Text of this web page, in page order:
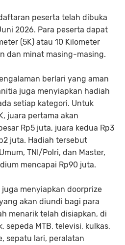
peserta telah dibuka
2026. Para peserta dapat
(5K) atau 10 Kilometer
dan minat masing-masing.
berlari yang aman
juga menyiapkan hadiah
setiap kategori. Untuk
juara pertama akan
Rp5 juta, juara kedua Rp3
juta. Hadiah tersebut
TNI/Polri, dan Master,
mencapai Rp90 juta.
menyiapkan doorprize
akan diundi bagi para
menarik telah disiapkan, di
sepeda MTB, televisi, kulkas,
sepatu lari, peralatan